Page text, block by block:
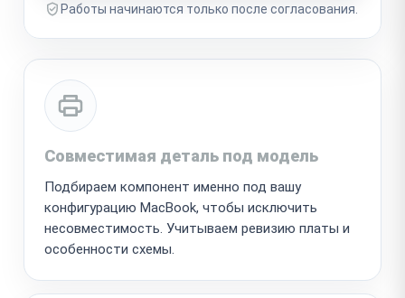
Работы начинаются только после согласования.
Совместимая деталь под модель
Подбираем компонент именно под вашу
конфигурацию MacBook, чтобы исключить
несовместимость. Учитываем ревизию платы и
особенности схемы.